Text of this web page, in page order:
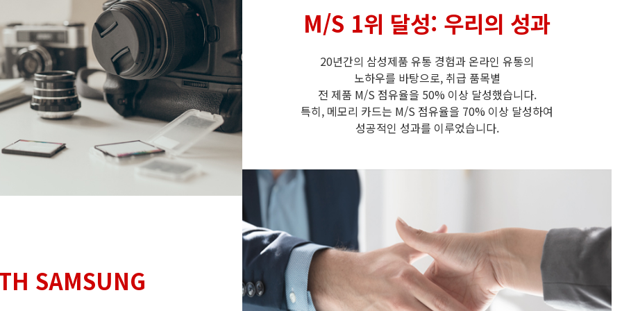
SAMSUNG
M/S 1위 달성: 우리의 성과
20년간의 삼성제품 유통 경험과 온라인 유통의
노하우를 바탕으로, 취급 품목별
전 제품 M/S 점유율을 50% 이상 달성했습니다.
특히, 메모리 카드는 M/S 점유율을 70% 이상 달성하여
성공적인 성과를 이루었습니다.